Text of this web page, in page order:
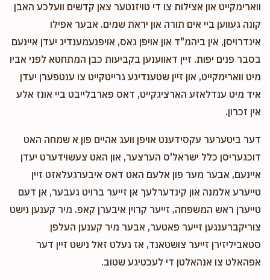
ווארימקייט און אצילות צו די טויזנטער צאן קדשים וועלכע האבן
קונה געווען ביי אים תורה און יראת שמים. אבער אפילו
אינדרויסן, אין ביהמ"ד און אויפן גאס, אויפנעמענדיג יעדן איינעם
בסבר פנים יפות. זיין דאווענען בקביעות כבן המתחטא לפני אביו
מיט ווארימקייט, און זיין שטענדיגע גרייטקייט צו ענטפערן יעדן
איד מיט ענדלאזע הארציגקייט, דאס פארבלייבט ביי אונז אלע
אין זכרון.
דער ביטערער עקסידענט אויפן וועג אהיים פון א שמחה האט
דוכגעריסן כלל ישראל'ס הערצער, און האט צעשוידערט יעדן
איינעם, אבער מער פון אלעם האט דאס איבערגעלאזט זיין
טייערע אלמנה און קינדערלעך אן זייער ברויט געבער, אן דעם
טייערן ראש המשפחה, זייער קרוין איבערן קאפ. מיר קענען נישט
צוריקברענגען זייער פאטער, אבער מיר קענען העלפן
סטאביליזירן זייער צושטאנד, אז געלט זאל נישט זיין דער
אפהאלט צו אנהאלטן די לעכטיגע שטוב.